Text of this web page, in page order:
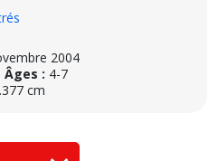
2004
Âges : 4-7
cm